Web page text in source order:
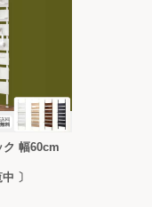
ク 幅60cm
〕